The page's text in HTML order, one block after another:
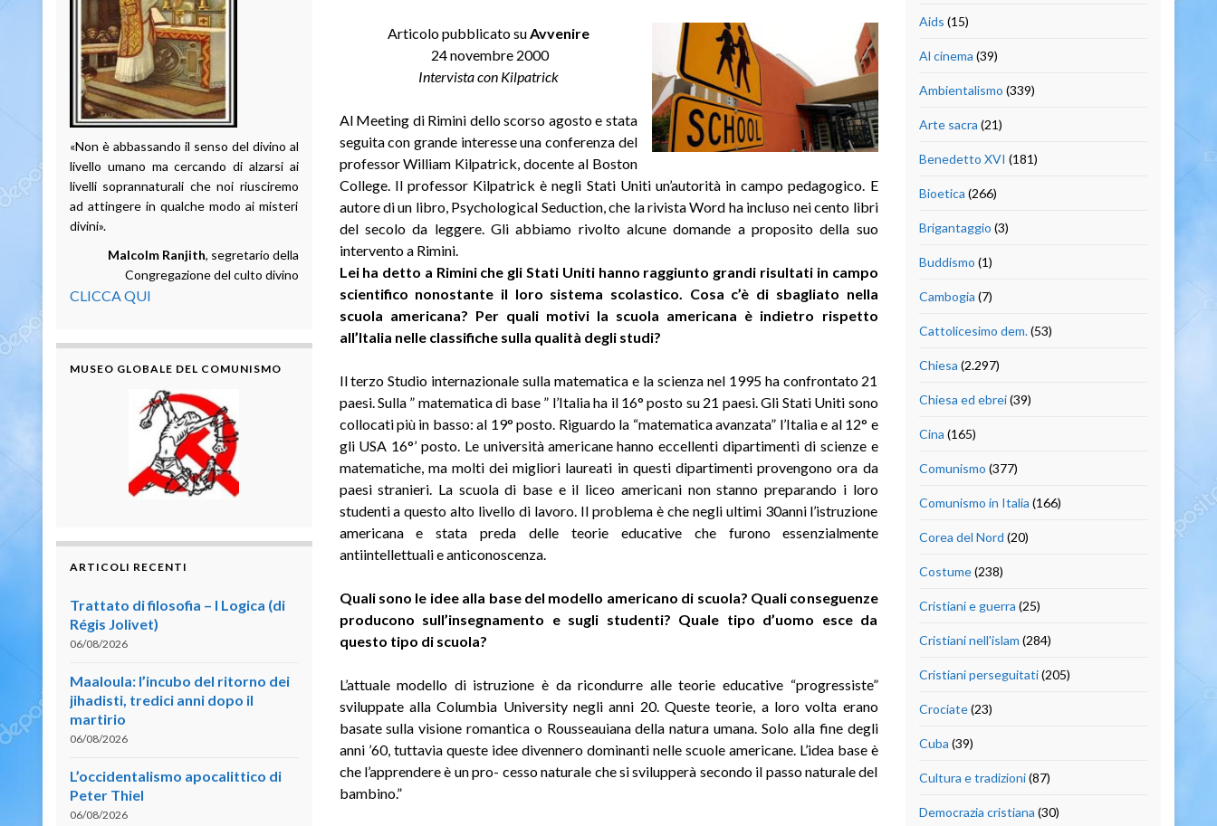
Articolo pubblicato su Avvenire
24 novembre 2000
Intervista con Kilpatrick
Al Meeting di Rimini dello scorso agosto e stata
seguita con grande interesse una conferenza del
professor William Kilpatrick, docente al Boston
College. Il professor Kilpatrick è negli Stati Uniti un’autorità in campo pedagogico. E
autore di un libro, Psychological Seduction, che la rivista Word ha incluso nei cento libri
del secolo da leggere. Gli abbiamo rivolto alcune domande a proposito della suo
intervento a Rimini.
Lei ha detto a Rimini che gli Stati Uniti hanno raggiunto grandi risultati in campo
scientifico nonostante il loro sistema scolastico. Cosa c’è di sbagliato nella
scuola americana? Per quali motivi la scuola americana è indietro rispetto
all’Italia nelle classifiche sulla qualità degli studi?
Il terzo Studio internazionale sulla matematica e la scienza nel 1995 ha confrontato 21
paesi. Sulla ” matematica di base ” l’Italia ha il 16° posto su 21 paesi. Gli Stati Uniti sono
collocati più in basso: al 19° posto. Riguardo la “matematica avanzata” l’Italia e al 12° e
gli USA 16°’ posto. Le università americane hanno eccellenti dipartimenti di scienze e
matematiche, ma molti dei migliori laureati in questi dipartimenti provengono ora da
paesi stranieri. La scuola di base e il liceo americani non stanno preparando i loro
studenti a questo alto livello di lavoro. Il problema è che negli ultimi 30anni l’istruzione
americana e stata preda delle teorie educative che furono essenzialmente
antiintellettuali e anticonoscenza.
Quali sono le idee alla base del modello americano di scuola? Quali conseguenze
producono sull’insegnamento e sugli studenti? Quale tipo d’uomo esce da
questo tipo di scuola?
L’attuale modello di istruzione è da ricondurre alle teorie educative “progressiste”
sviluppate alla Columbia University negli anni 20. Queste teorie, a loro volta erano
basate sulla visione romantica o Rousseauiana della natura umana. Solo alla fine degli
anni ’60, tuttavia queste idee divennero dominanti nelle scuole americane. L’idea base è
che l’apprendere è un pro- cesso naturale che si svilupperà secondo il passo naturale del
bambino.”
«Non è abbassando il senso del divino al
livello umano ma cercando di alzarsi ai
livelli soprannaturali che noi riusciremo
ad attingere in qualche modo ai misteri
divini».
Malcolm Ranjith, segretario della
Congregazione del culto divino
CLICCA QUI
MUSEO GLOBALE DEL COMUNISMO
ARTICOLI RECENTI
Trattato di filosofia – I Logica (di
Régis Jolivet)
06/08/2026
Maaloula: l’incubo del ritorno dei
jihadisti, tredici anni dopo il
martirio
06/08/2026
L’occidentalismo apocalittico di
Peter Thiel
06/08/2026
Aids (15)
Al cinema (39)
Ambientalismo (339)
Arte sacra (21)
Benedetto XVI (181)
Bioetica (266)
Brigantaggio (3)
Buddismo (1)
Cambogia (7)
Cattolicesimo dem.(53)
Chiesa (2.297)
Chiesa ed ebrei(39)
Cina (165)
Comunismo (377)
Comunismo in Italia (166)
Corea del Nord (20)
Costume(238)
Cristiani e guerra (25)
Cristiani nell'islam (284)
Cristiani perseguitati(205)
Crociate(23)
Cuba (39)
Cultura e tradizioni(87)
Democrazia cristiana (30)